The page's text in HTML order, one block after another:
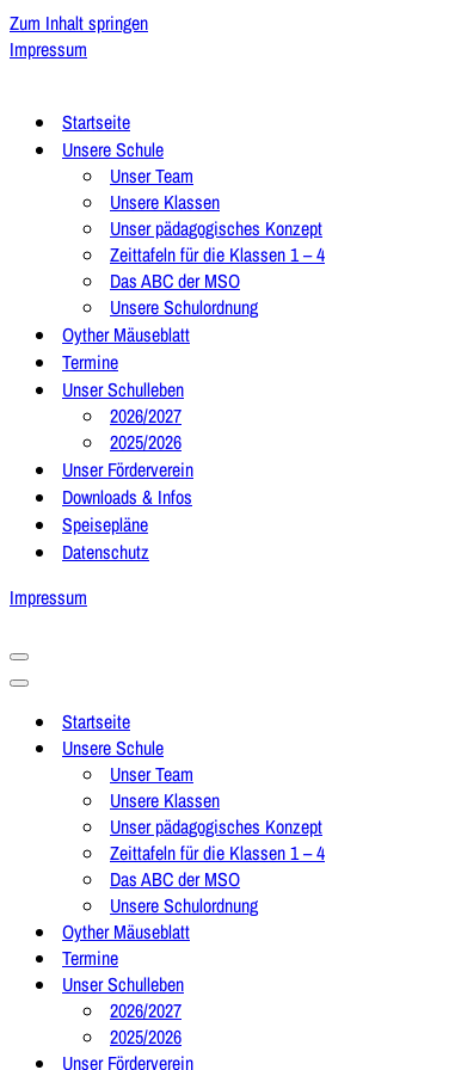
Zum Inhalt springen
Impressum
Startseite
Unsere Schule
Unser Team
Unsere Klassen
Unser pädagogisches Konzept
Zeittafeln für die Klassen 1 – 4
Das ABC der MSO
Unsere Schulordnung
Oyther Mäuseblatt
Termine
Unser Schulleben
2026/2027
2025/2026
Unser Förderverein
Downloads & Infos
Speisepläne
Datenschutz
Impressum
Navigationsmenü
Navigationsmenü
Startseite
Unsere Schule
Unser Team
Unsere Klassen
Unser pädagogisches Konzept
Zeittafeln für die Klassen 1 – 4
Das ABC der MSO
Unsere Schulordnung
Oyther Mäuseblatt
Termine
Unser Schulleben
2026/2027
2025/2026
Unser Förderverein